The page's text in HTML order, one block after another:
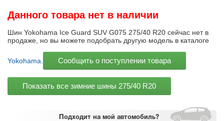
Подходит на мой автомобиль?
Данного товара нет в наличии
Шин Yokohama Ice Guard SUV G075 275/40 R20 сейчас нет в
продаже, но вы можете подобрать другую модель в каталоге
Yokohama Сообщить о поступлении товара
Показать все зимние шины 275/40 R20